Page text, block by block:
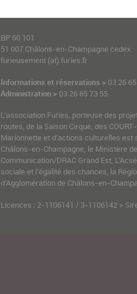
BP 60 101
51 007 Châlons-en-Champagne cedex
furieusement (at) furies.fr
Informations et réservations > 03 26
Administration > 03 26 65 73 55
L’association Furies, porteuse des
routes, de la Saison Cirque, des
Marionnette et d’actions culturelles est
Châlons-en-Champagne, le Ministère
Communication/DRAC Grand Est,
sociale et l’égalité des chances, la
d’Agglomération de Châlons-en-
Licences : 2-1106141 / 3-1106142 >